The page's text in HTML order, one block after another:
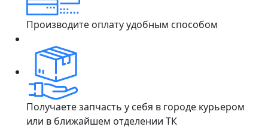
Производите оплату удобным способом
Получаете запчасть у себя в городе курьером
или в ближайшем отделении ТК